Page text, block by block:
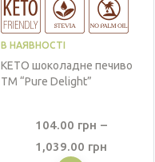
В НАЯВНОСТІ
КЕТО шоколадне печиво
ТМ “Pure Delight”
104.00 грн –
1,039.00 грнДіапазон